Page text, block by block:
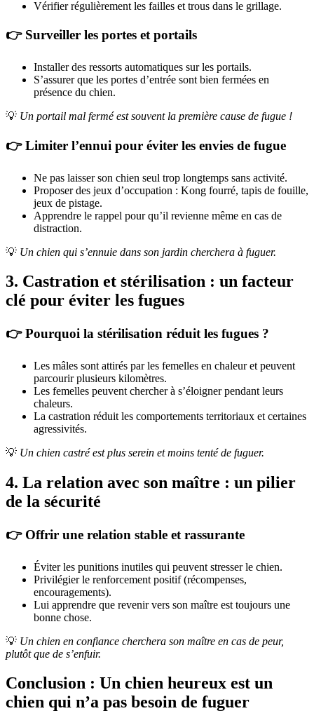
Vérifier régulièrement les failles et trous dans le grillage.
👉 Surveiller les portes et portails
Installer des ressorts automatiques sur les portails.
S’assurer que les portes d’entrée sont bien fermées en
présence du chien.
💡 Un portail mal fermé est souvent la première cause de fugue !
👉 Limiter l’ennui pour éviter les envies de fugue
Ne pas laisser son chien seul trop longtemps sans activité.
Proposer des jeux d’occupation : Kong fourré, tapis de fouille,
jeux de pistage.
Apprendre le rappel pour qu’il revienne même en cas de
distraction.
💡 Un chien qui s’ennuie dans son jardin cherchera à fuguer.
3. Castration et stérilisation : un facteur
clé pour éviter les fugues
👉 Pourquoi la stérilisation réduit les fugues ?
Les mâles sont attirés par les femelles en chaleur et peuvent
parcourir plusieurs kilomètres.
Les femelles peuvent chercher à s’éloigner pendant leurs
chaleurs.
La castration réduit les comportements territoriaux et certaines
agressivités.
💡 Un chien castré est plus serein et moins tenté de fuguer.
4. La relation avec son maître : un pilier
de la sécurité
👉 Offrir une relation stable et rassurante
Éviter les punitions inutiles qui peuvent stresser le chien.
Privilégier le renforcement positif (récompenses,
encouragements).
Lui apprendre que revenir vers son maître est toujours une
bonne chose.
💡 Un chien en confiance cherchera son maître en cas de peur,
plutôt que de s’enfuir.
Conclusion : Un chien heureux est un
chien qui n’a pas besoin de fuguer